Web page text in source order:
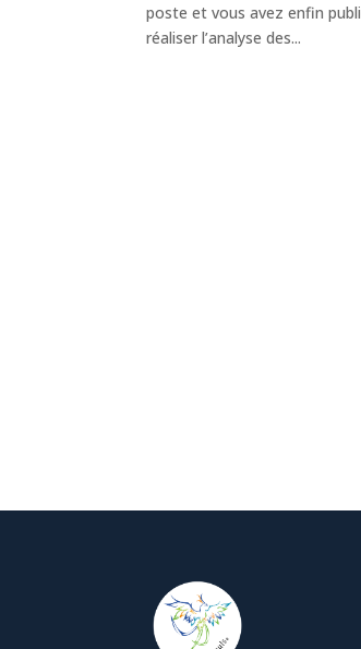
poste et vous avez enfin
réaliser l’analyse des...